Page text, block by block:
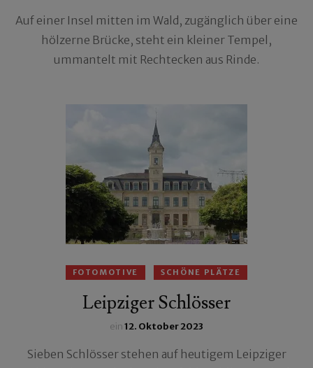
Auf einer Insel mitten im Wald, zugänglich über eine
hölzerne Brücke, steht ein kleiner Tempel,
ummantelt mit Rechtecken aus Rinde.
FOTOMOTIVE SCHÖNE PLÄTZE
Leipziger Schlösser
ein12. Oktober 2023
Sieben Schlösser stehen auf heutigem Leipziger